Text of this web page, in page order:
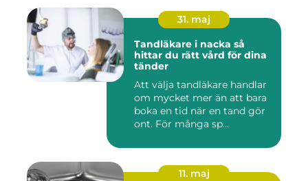
31. maj
Tandläkare i nacka så
hittar du rätt vård för dina
tänder
Att välja tandläkare handlar
om mycket mer än att bara
boka en tid när en tand gör
ont. För många sp...
11. maj